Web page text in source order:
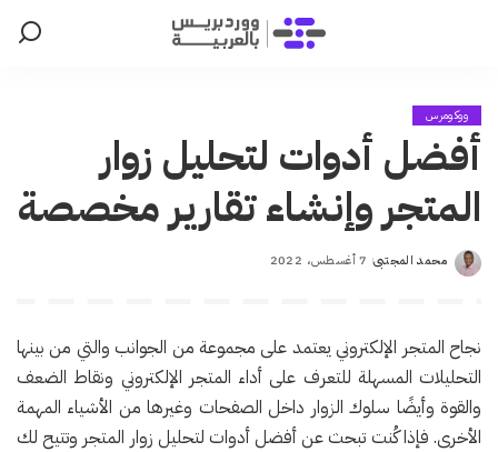
ووكومرس
أفضل أدوات لتحليل زوار
المتجر وإنشاء تقارير مخصصة
Posted
محمد المجتبى 7 أغسطس، 2022
نجاح المتجر الإلكتروني يعتمد على مجموعة من الجوانب والتي من بينها
التحليلات المسهلة للتعرف على أداء المتجر الإلكتروني ونقاط الضعف
والقوة وأيضًا سلوك الزوار داخل الصفحات وغيرها من الأشياء المهمة
الأخرى. فإذا كُنت تبحث عن أفضل أدوات لتحليل زوار المتجر وتتيح لك